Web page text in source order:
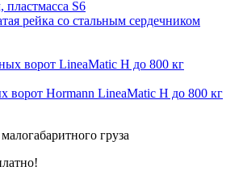
рейка со стальным сердечником
ворот Hormann LineaMatic H до 800 кг
груза